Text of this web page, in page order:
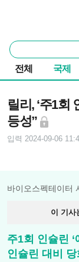
통
합
검
색
전체 국제
릴리, ‘주1회
등성”
입력 2024-09-06
바이오스펙테이터
이 기사
주1회 인슐린
인슐린 대비